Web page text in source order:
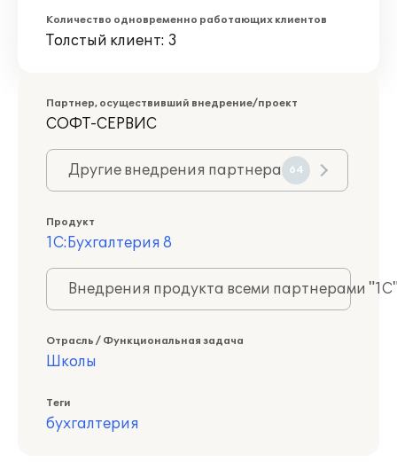
Количество одновременно работающих клиентов
Толстый клиент: 3
Партнер, осуществивший внедрение/проект
СОФТ-СЕРВИС
Другие внедрения партнера 64
Продукт
1С:Бухгалтерия 8
Внедрения продукта всеми партнерами
Отрасль / Функциональная задача
Школы
Теги
бухгалтерия